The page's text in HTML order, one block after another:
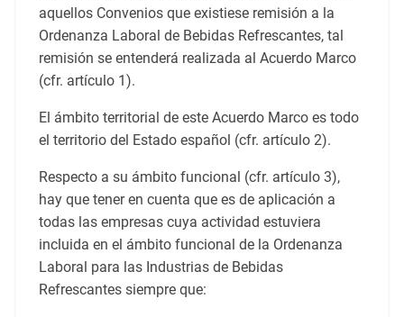
aquellos Convenios que existiese remisión a la
Ordenanza Laboral de Bebidas Refrescantes, tal
remisión se entenderá realizada al Acuerdo Marco
(cfr. artículo 1).
El ámbito territorial de este Acuerdo Marco es todo
el territorio del Estado español (cfr. artículo 2).
Respecto a su ámbito funcional (cfr. artículo 3),
hay que tener en cuenta que es de aplicación a
todas las empresas cuya actividad estuviera
incluida en el ámbito funcional de la Ordenanza
Laboral para las Industrias de Bebidas
Refrescantes siempre que: